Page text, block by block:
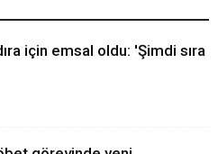
için emsal oldu: 'Şimdi sıra